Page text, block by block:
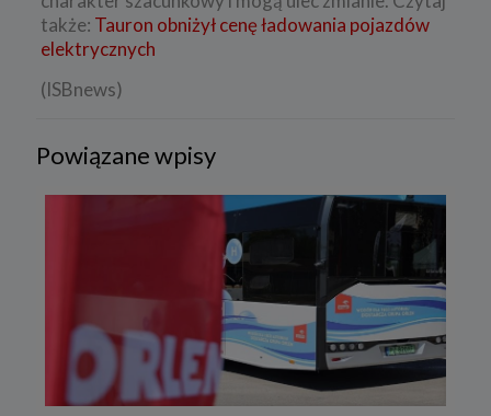
także: Tauron obniżył cenę ładowania pojazdów
elektrycznych
(ISBnews)
Powiązane wpisy